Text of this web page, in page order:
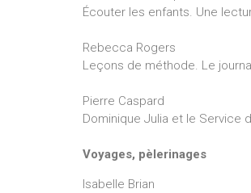
Écouter les enfants. Une
Rebecca Rogers
Leçons de méthode. Le
Pierre Caspard
Dominique Julia et le Service
Voyages, pèlerinages
Isabelle Brian